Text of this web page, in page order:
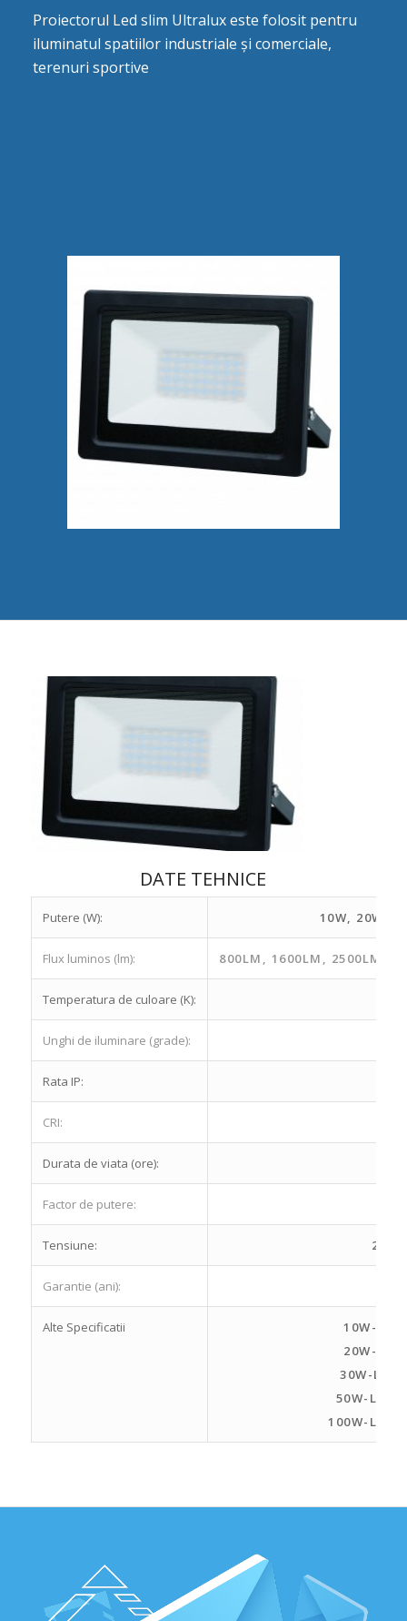
Proiectorul Led slim Ultralux este folosit pentru
iluminatul spatiilor industriale și comerciale,
terenuri sportive
DATE TEHNICE
Putere (W): 10W, 20W,
Flux luminos (lm): 800LM, 1600LM, 2500LM,
Temperatura de culoare (K):
Unghi de iluminare (grade):
Rata IP:
CRI:
Durata de viata (ore):
Factor de putere:
Tensiune: 220-
Garantie (ani):
Alte Specificatii
10W-
20W-
30W-
50W-
100W-